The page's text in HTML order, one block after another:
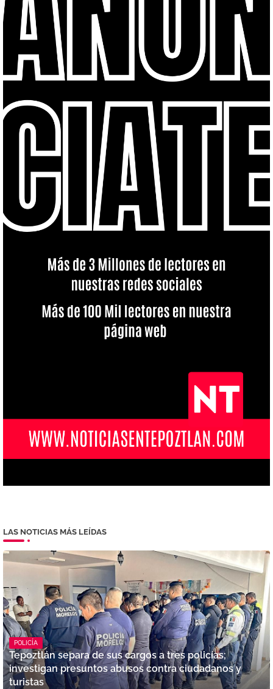
LAS NOTICIAS MÁS LEÍDAS
POLICÍA
Tepoztlán separa de sus cargos a tres policías;
investigan presuntos abusos contra ciudadanos y
turistas